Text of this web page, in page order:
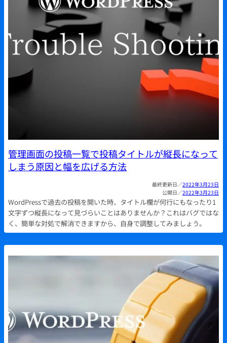
管理画面の投稿一覧で投稿タイトルが縦長になって
しまう原因と幅を広げる方法
2022年3月23日
2022年3月23日
WordPressで過去の投稿を開いた時、タイトル欄が何行にもなったり1
文字ずつ縦長になって見づらいことはありませんか？これはバグではな
く、簡単な対処で解消できますから、自身で調整してみましょう。